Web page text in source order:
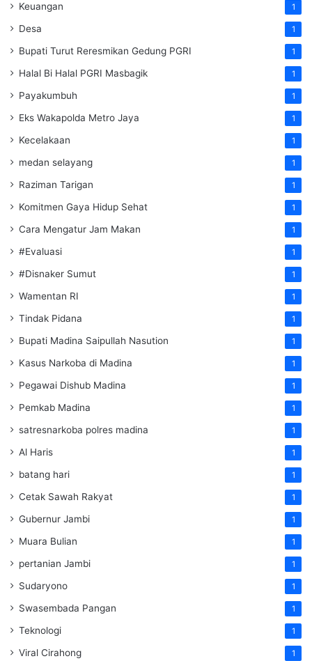
Keuangan 1
Desa 1
Bupati Turut Reresmikan Gedung PGRI 1
Halal Bi Halal PGRI Masbagik 1
Payakumbuh 1
Eks Wakapolda Metro Jaya 1
Kecelakaan 1
medan selayang 1
Raziman Tarigan 1
Komitmen Gaya Hidup Sehat 1
Cara Mengatur Jam Makan 1
#Evaluasi 1
#Disnaker Sumut 1
Wamentan RI 1
Tindak Pidana 1
Bupati Madina Saipullah Nasution 1
Kasus Narkoba di Madina 1
Pegawai Dishub Madina 1
Pemkab Madina 1
satresnarkoba polres madina 1
Al Haris 1
batang hari 1
Cetak Sawah Rakyat 1
Gubernur Jambi 1
Muara Bulian 1
pertanian Jambi 1
Sudaryono 1
Swasembada Pangan 1
Teknologi 1
Viral Cirahong 1